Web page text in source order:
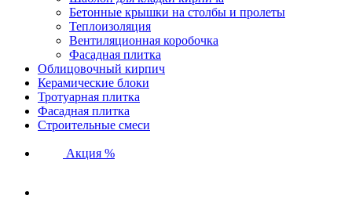
Бетонные крышки на столбы и пролеты
Теплоизоляция
Вентиляционная коробочка
Фасадная плитка
Облицовочный кирпич
Керамические блоки
Тротуарная плитка
Фасадная плитка
Строительные смеси
Акция %